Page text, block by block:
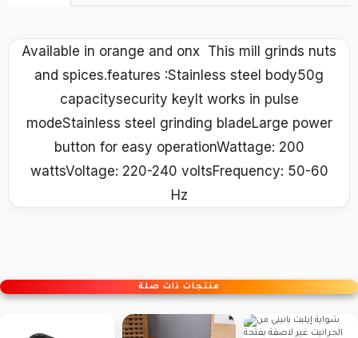
Available in orange and onx This mill grinds nuts
and spices.features :Stainless steel body50g
capacitysecurity keyIt works in pulse
modeStainless steel grinding bladeLarge power
button for easy operationWattage: 200
wattsVoltage: 220-240 voltsFrequency: 50-60
Hz
منتجات ذات صلة